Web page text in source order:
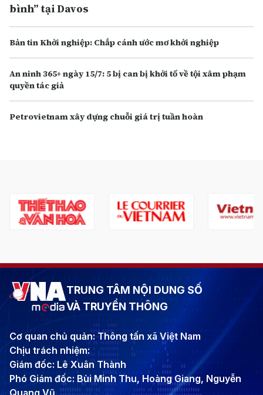
bình” tại Davos
Bản tin Khởi nghiệp: Chắp cánh ước mơ khởi nghiệp
An ninh 365+ ngày 15/7: 5 bị can bị khởi tố về tội xâm phạm
quyền tác giả
Petrovietnam xây dựng chuỗi giá trị tuần hoàn
TRUNG TÂM NỘI DUNG SỐ
VÀ TRUYỀN THÔNG
Cơ quan chủ quản: Thông tấn xã Việt Nam
Chịu trách nhiệm:
Giám đốc: Lê Xuân Thành
Phó Giám đốc: Bùi Minh Thu, Hoàng Giang, Nguyễn
Quang Vũ